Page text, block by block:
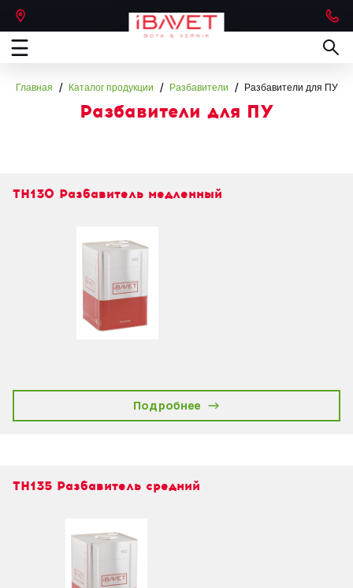
Главная / Каталог продукции / Разбавители / Разбавители для ПУ
Разбавители для ПУ
TH130 Разбавитель медленный
Подробнее
TH135 Разбавитель средний